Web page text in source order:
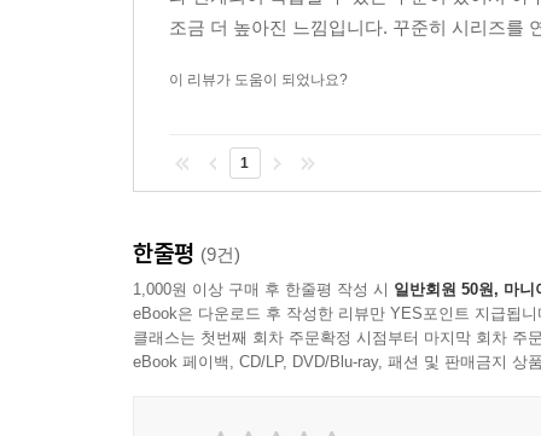
조금 더 높아진 느낌입니다. 꾸준히 시리즈를
이 리뷰가 도움이 되었나요?
1
한줄평 (9건)
1,000원 이상 구매 후 한줄평 작성 시 일반회원 50원, 마니
eBook은 다운로드 후 작성한 리뷰만 YES포인트 지급됩니
클래스는 첫번째 회차 주문확정 시점부터 마지막 회차 주
eBook 페이백, CD/LP, DVD/Blu-ray, 패션 및 판매금지 상